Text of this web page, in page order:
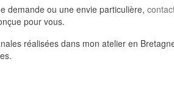
demande ou une envie particulière,
pour vous.
réalisées dans mon atelier en